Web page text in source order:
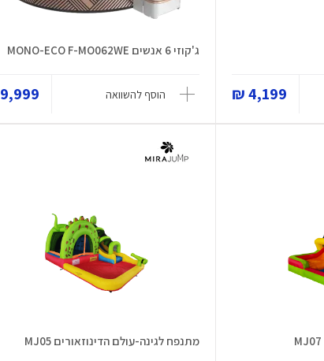
4,199 ₪
ג'קוזי 6 אנשים MONO-ECO F-MO062WE
הוסף להשוואה 9,999 ₪
מתנפח לגינה-עולם הדינוזאורים MJ05